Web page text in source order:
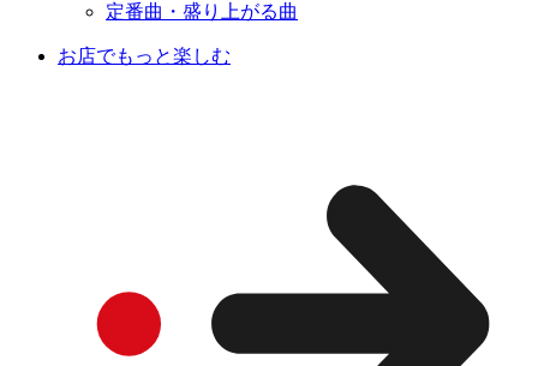
定番曲・盛り上がる曲
お店でもっと楽しむ